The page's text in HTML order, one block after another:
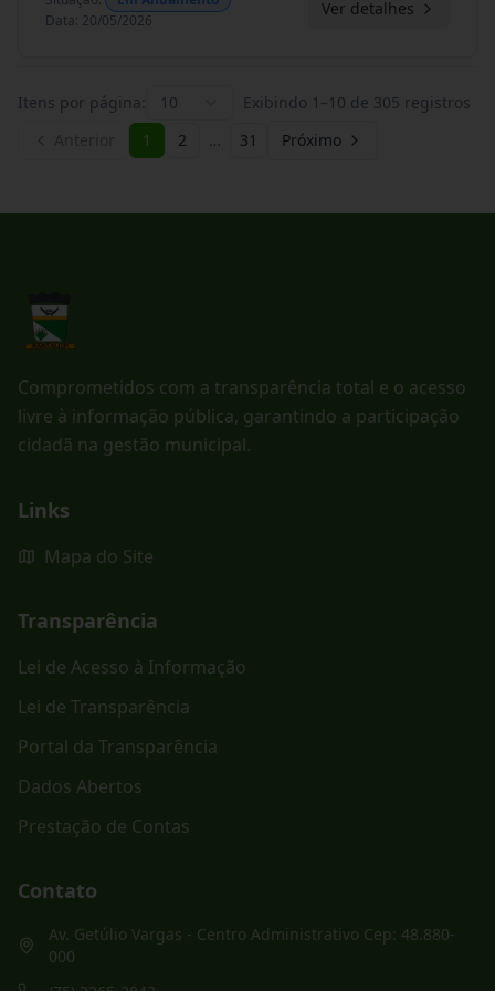
Data: 20/05/2026
Ver detalhes
Itens por página: 10 Exibindo 1 –10 de 305 registros
1 2 … 31 Próximo
Comprometidos com a transparência total e o acesso
livre à informação pública, garantindo a participação
cidadã na gestão municipal.
Links
Mapa do Site
Transparência
Lei de Acesso à Informação
Lei de Transparência
Portal da Transparência
Dados Abertos
Prestação de Contas
Contato
Av. Getúlio Vargas - Centro Administrativo Cep: 48.880-
000